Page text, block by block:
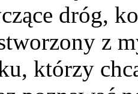
dróg,
z
którzy